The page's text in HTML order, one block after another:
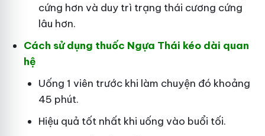
cứng hơn và duy trì trạng thái cương cứng
lâu hơn.
Cách sử dụng thuốc Ngựa Thái kéo dài quan
hệ
Uống 1 viên trước khi làm chuyện đó khoảng
45 phút.
Hiệu quả tốt nhất khi uống vào buổi tối.